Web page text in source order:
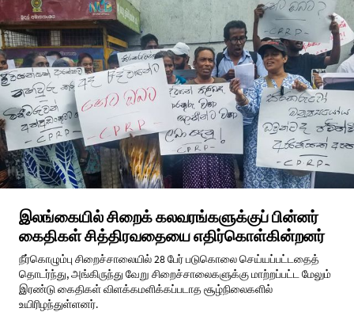
இலங்கையில் சிறைக் கலவரங்களுக்குப் பின்னர்
கைதிகள் சித்திரவதையை எதிர்கொள்கின்றனர்
நீர்கொழும்பு சிறைச்சாலையில் 28 பேர் படுகொலை செய்யப்பட்டதைத்
தொடர்ந்து, அங்கிருந்து வேறு சிறைச்சாலைகளுக்கு மாற்றப்பட்ட மேலும்
இரண்டு கைதிகள் விளக்கமளிக்கப்படாத சூழ்நிலைகளில்
உயிரிழந்துள்ளனர்.